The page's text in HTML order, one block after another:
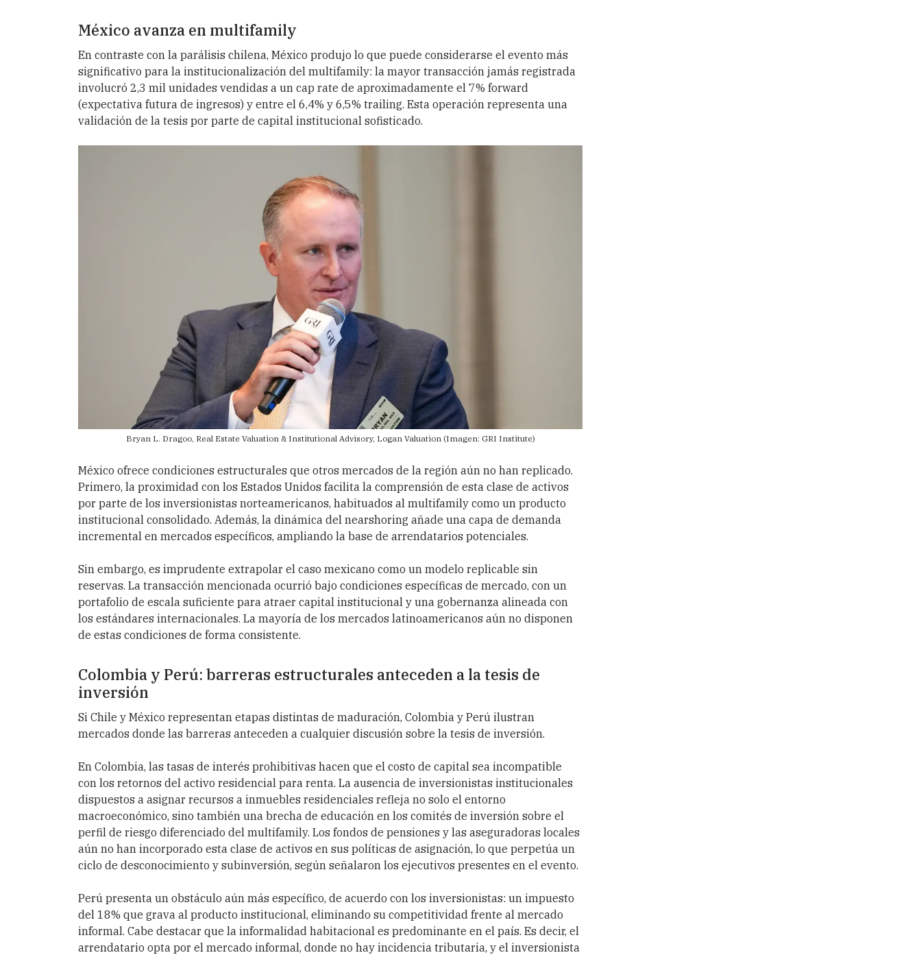
México avanza en multifamily
En contraste con la parálisis chilena, México produjo lo que puede considerarse el evento más
significativo para la institucionalización del multifamily: la mayor transacción jamás registrada
involucró 2,3 mil unidades vendidas a un cap rate de aproximadamente el 7% forward
(expectativa futura de ingresos) y entre el 6,4% y 6,5% trailing. Esta operación representa una
validación de la tesis por parte de capital institucional sofisticado.
Bryan L. Dragoo, Real Estate Valuation & Institutional Advisory, Logan Valuation (Imagen: GRI Institute)
México ofrece condiciones estructurales que otros mercados de la región aún no han replicado.
Primero, la proximidad con los Estados Unidos facilita la comprensión de esta clase de activos
por parte de los inversionistas norteamericanos, habituados al multifamily como un producto
institucional consolidado. Además, la dinámica del nearshoring añade una capa de demanda
incremental en mercados específicos, ampliando la base de arrendatarios potenciales.
Sin embargo, es imprudente extrapolar el caso mexicano como un modelo replicable sin
reservas. La transacción mencionada ocurrió bajo condiciones específicas de mercado, con un
portafolio de escala suficiente para atraer capital institucional y una gobernanza alineada con
los estándares internacionales. La mayoría de los mercados latinoamericanos aún no disponen
de estas condiciones de forma consistente.
Colombia y Perú: barreras estructurales anteceden a la tesis de
inversión
Si Chile y México representan etapas distintas de maduración, Colombia y Perú ilustran
mercados donde las barreras anteceden a cualquier discusión sobre la tesis de inversión.
En Colombia, las tasas de interés prohibitivas hacen que el costo de capital sea incompatible
con los retornos del activo residencial para renta. La ausencia de inversionistas institucionales
dispuestos a asignar recursos a inmuebles residenciales refleja no solo el entorno
macroeconómico, sino también una brecha de educación en los comités de inversión sobre el
perfil de riesgo diferenciado del multifamily. Los fondos de pensiones y las aseguradoras locales
aún no han incorporado esta clase de activos en sus políticas de asignación, lo que perpetúa un
ciclo de desconocimiento y subinversión, según señalaron los ejecutivos presentes en el evento.
Perú presenta un obstáculo aún más específico, de acuerdo con los inversionistas: un impuesto
del 18% que grava al producto institucional, eliminando su competitividad frente al mercado
informal. Cabe destacar que la informalidad habitacional es predominante en el país. Es decir, el
arrendatario opta por el mercado informal, donde no hay incidencia tributaria, y el inversionista